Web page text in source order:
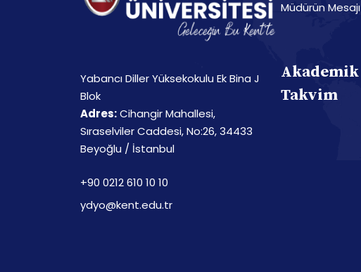
Yabancı Diller Yüksekokulu Ek Bina J
Blok
Adres:Cihangir Mahallesi,
Sıraselviler Caddesi, No:26, 34433
Beyoğlu / İstanbul
+90 0212 610 10 10
ydyo@kent.edu.tr
Müdürün Mesajı
Akademik
Takvim